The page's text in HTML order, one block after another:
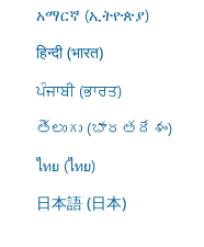
አማርኛ (ኢትዮጵያ)
हिन्दी (भारत)
ਪੰਜਾਬੀ (ਭਾਰਤ)
తెలుగు (భారతదేశం)
ไทย (ไทย)
日本語 (日本)